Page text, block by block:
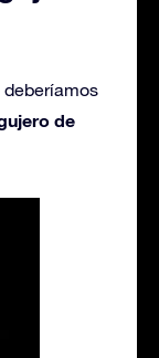
deberíamos
de